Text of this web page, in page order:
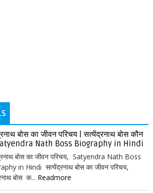
बोस का जीवन परिचय | सत्येंद्रनाथ बोस कौन
Nath Boss Biography in Hindi
बोस का जीवन परिचय, Satyendra Nath Boss
in Hindi सत्येंद्रनाथ बोस का जीवन परिचय,
बोस क... Readmore